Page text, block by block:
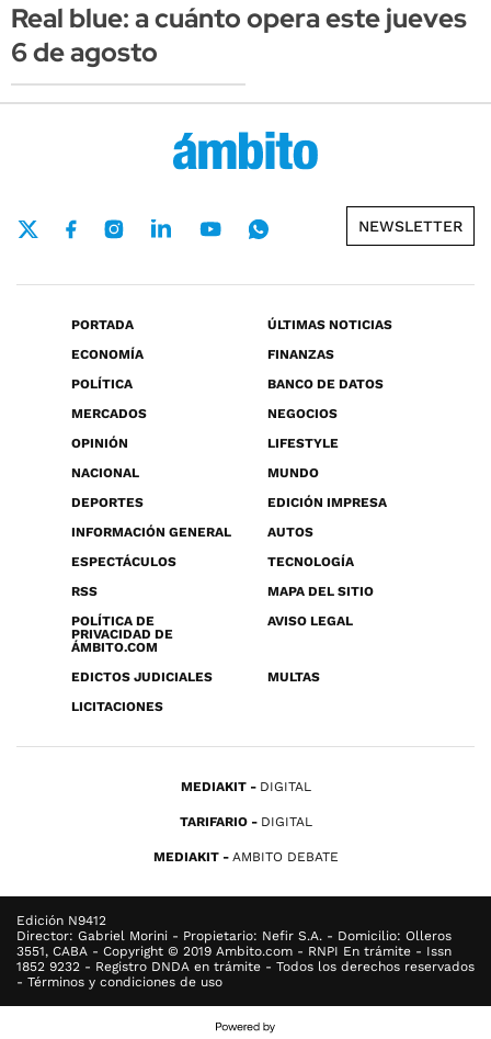
Real blue: a cuánto opera este jueves
6 de agosto
NEWSLETTER
PORTADA
ÚLTIMAS NOTICIAS
ECONOMÍA
FINANZAS
POLÍTICA
BANCO DE DATOS
MERCADOS
NEGOCIOS
OPINIÓN
LIFESTYLE
NACIONAL
MUNDO
DEPORTES
EDICIÓN IMPRESA
INFORMACIÓN GENERAL
AUTOS
ESPECTÁCULOS
TECNOLOGÍA
RSS
MAPA DEL SITIO
POLÍTICA DE
PRIVACIDAD DE
ÁMBITO.COM
AVISO LEGAL
EDICTOS JUDICIALES
MULTAS
LICITACIONES
MEDIAKIT DIGITAL
TARIFARIO DIGITAL
MEDIAKIT AMBITO DEBATE
Edición N9412
Director: Gabriel Morini - Propietario: Nefir S.A. - Domicilio: Olleros
3551, CABA - Copyright © 2019 Ambito.com - RNPI En trámite - Issn
1852 9232 - Registro DNDA en trámite - Todos los derechos reservados
- Términos y condiciones de uso